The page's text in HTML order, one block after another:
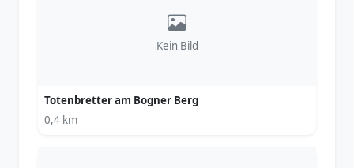
Kein Bild
Totenbretter am Bogner Berg
0,4 km